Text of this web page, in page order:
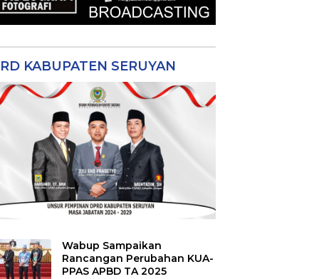
KABUPATEN SERUYAN
Wabup Sampaikan
Rancangan Perubahan KUA-
PPAS APBD TA 2025